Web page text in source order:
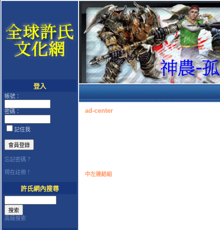
登入
帳號：
密碼：
記住我
忘記密碼？
現在註冊！
許氏網內搜尋
高級搜索
ad-center
中左連結組